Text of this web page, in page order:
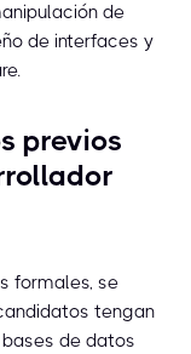
de
de interfaces y
previos
formales, se
tengan
de datos